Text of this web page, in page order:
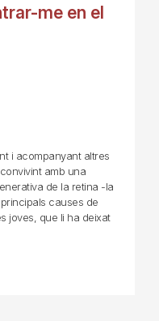
me en el
i acompanyant altres
amb una
de la retina -la
causes de
joves, que li ha deixat